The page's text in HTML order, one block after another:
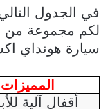
في الجدول
لكم مجموعة من
سيارة هونداي
المميزات
أقفال آلية